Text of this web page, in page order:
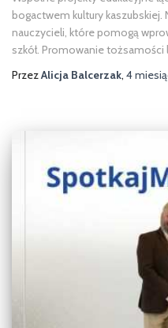
bogactwem kultury
nauczycieli, które pomogą
szkół. Promowanie tożsamości
PrzezAlicja Balcerzak, 4